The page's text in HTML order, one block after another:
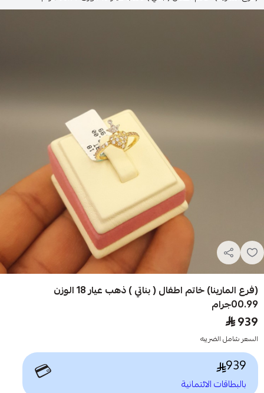
(فرع المارينا) خاتم اطفال ( بناتي ) ذهب عيار 18 الوزن
00.99جرام
939
السعر شامل الضريبه
939
بالبطاقات الائتمانية 💳